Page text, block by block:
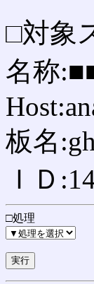
□対象
名称
板名
ＩＤ
□処理